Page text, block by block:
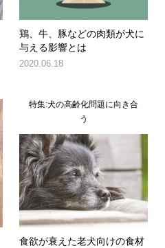
鶏、牛、豚などの肉類が犬に
与える影響とは
2020.06.18
特集:犬の高齢化問題に向き合
う
食欲が衰えた老犬向けの食材